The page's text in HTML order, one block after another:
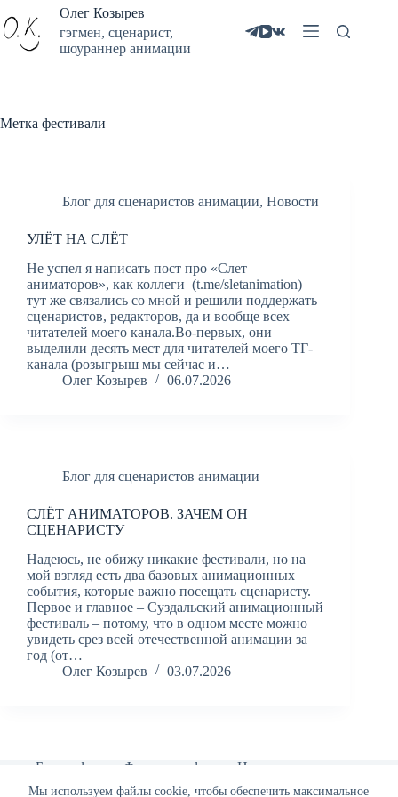
Мы используем файлы cookie, чтобы обеспечить максимальное
Олег Козырев
гэгмен, сценарист,
шоураннер анимации
Метка фестивали
Блог для сценаристов анимации, Новости
УЛЁТ НА СЛЁТ
Не успел я написать пост про «Слет
аниматоров», как коллеги (t.me/sletanimation)
тут же связались со мной и решили поддержать
сценаристов, редакторов, да и вообще всех
читателей моего канала.Во-первых, они
выделили десять мест для читателей моего ТГ-
канала (розыгрыш мы сейчас и…
Олег Козырев
06.07.2026
Блог для сценаристов анимации
СЛЁТ АНИМАТОРОВ. ЗАЧЕМ ОН
СЦЕНАРИСТУ
Надеюсь, не обижу никакие фестивали, но на
мой взгляд есть два базовых анимационных
события, которые важно посещать сценаристу.
Первое и главное – Суздальский анимационный
фестиваль – потому, что в одном месте можно
увидеть срез всей отечественной анимации за
год (от…
Олег Козырев
03.07.2026
Биография Фильмография
Новости
Блог для сценаристов анимации